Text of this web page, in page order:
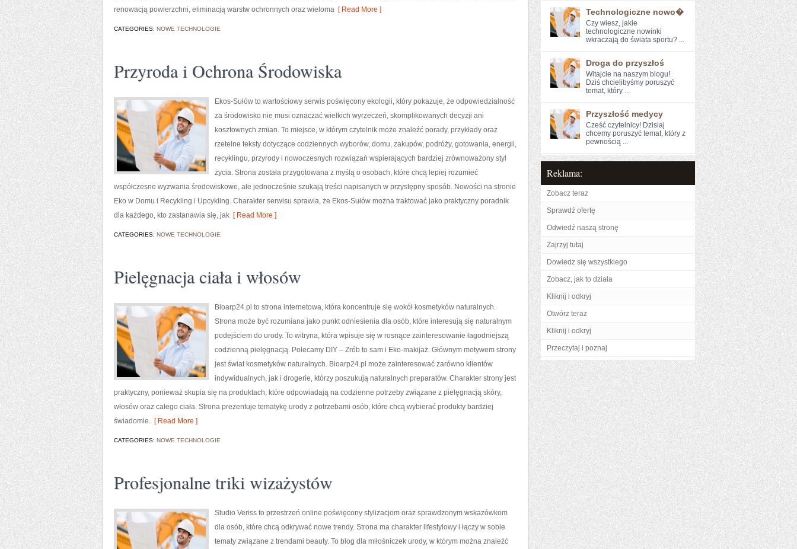
renowacją powierzchni, eliminacją warstw ochronnych oraz wieloma [ Read More ]
CATEGORIES: NOWE TECHNOLOGIE
Przyroda i Ochrona Środowiska
Ekos-Sułów to wartościowy serwis poświęcony ekologii, który pokazuje, że odpowiedzialność
za środowisko nie musi oznaczać wielkich wyrzeczeń, skomplikowanych decyzji ani
kosztownych zmian. To miejsce, w którym czytelnik może znaleźć porady, przykłady oraz
rzetelne teksty dotyczące codziennych wyborów, domu, zakupów, podróży, gotowania, energii,
recyklingu, przyrody i nowoczesnych rozwiązań wspierających bardziej zrównoważony styl
życia. Strona została przygotowana z myślą o osobach, które chcą lepiej rozumieć
współczesne wyzwania środowiskowe, ale jednocześnie szukają treści napisanych w przystępny sposób. Nowości na stronie
Eko w Domu i Recykling i Upcykling. Charakter serwisu sprawia, że Ekos-Sułów można traktować jako praktyczny poradnik
dla każdego, kto zastanawia się, jak [ Read More ]
CATEGORIES: NOWE TECHNOLOGIE
Pielęgnacja ciała i włosów
Bioarp24.pl to strona internetowa, która koncentruje się wokół kosmetyków naturalnych.
Strona może być rozumiana jako punkt odniesienia dla osób, które interesują się naturalnym
podejściem do urody. To witryna, która wpisuje się w rosnące zainteresowanie łagodniejszą
codzienną pielęgnacją. Polecamy DIY – Zrób to sam i Eko-makijaż. Głównym motywem strony
jest świat kosmetyków naturalnych. Bioarp24.pl może zainteresować zarówno klientów
indywidualnych, jak i drogerie, którzy poszukują naturalnych preparatów. Charakter strony jest
praktyczny, ponieważ skupia się na produktach, które odpowiadają na codzienne potrzeby związane z pielęgnacją skóry,
włosów oraz całego ciała. Strona prezentuje tematykę urody z potrzebami osób, które chcą wybierać produkty bardziej
świadomie. [ Read More ]
CATEGORIES: NOWE TECHNOLOGIE
Profesjonalne triki wizażystów
Studio Veriss to przestrzeń online poświęcony stylizacjom oraz sprawdzonym wskazówkom
dla osób, które chcą odkrywać nowe trendy. Strona ma charakter lifestylowy i łączy w sobie
tematy związane z trendami beauty. To blog dla miłośniczek urody, w którym można znaleźć
Technologiczne nowo�
Czy wiesz, jakie
technologiczne nowinki
wkraczają do świata sportu? ...
Droga do przyszłoś
Witajcie ​na naszym blogu!
Dziś ‍chcielibyśmy poruszyć
temat, który ...
Przyszłość medycy
Cześć ⁣czytelnicy! Dzisiaj
⁢chcemy poruszyć temat, który z
pewnością​ ...
Reklama:
Zobacz teraz
Sprawdź ofertę
Odwiedź naszą stronę
Zajrzyj tutaj
Dowiedz się wszystkiego
Zobacz, jak to działa
Kliknij i odkryj
Otwórz teraz
Kliknij i odkryj
Przeczytaj i poznaj